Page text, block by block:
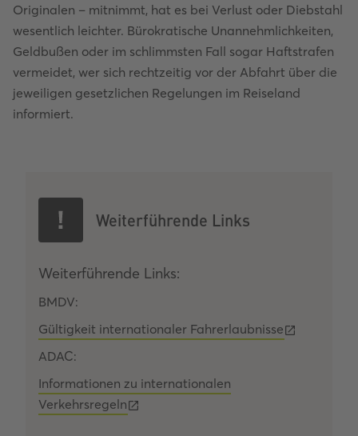
Originalen – mitnimmt, hat es bei Verlust oder Diebstahl
wesentlich leichter. Bürokratische Unannehmlichkeiten,
Geldbußen oder im schlimmsten Fall sogar Haftstrafen
vermeidet, wer sich rechtzeitig vor der Abfahrt über die
jeweiligen gesetzlichen Regelungen im Reiseland
informiert.
Weiterführende Links
Weiterführende Links:
BMDV:
Gültigkeit internationaler Fahrerlaubnisse
ADAC:
Informationen zu internationalen
Verkehrsregeln